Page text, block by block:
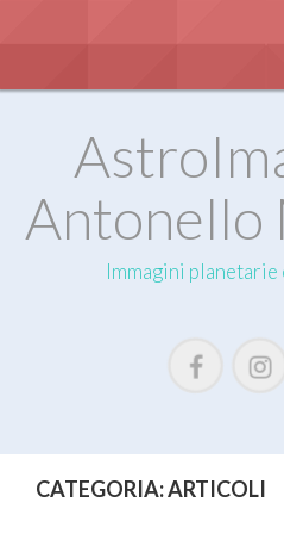
Antonello
Immagini
CATEGORIA:ARTICOLI